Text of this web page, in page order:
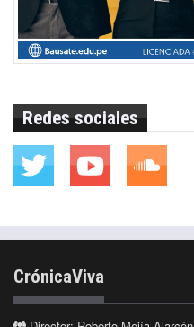
Redes sociales
CrónicaViva